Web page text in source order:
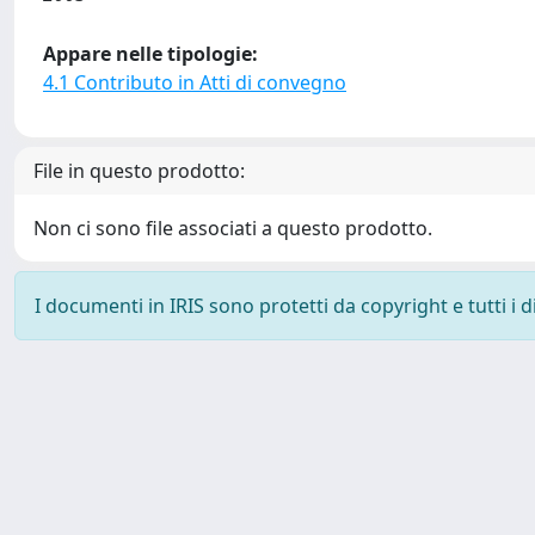
Appare nelle tipologie:
4.1 Contributo in Atti di convegno
File in questo prodotto:
Non ci sono file associati a questo prodotto.
I documenti in IRIS sono protetti da copyright e tutti i